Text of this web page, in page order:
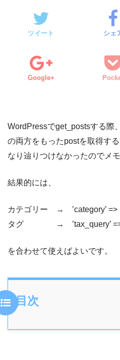
ツイート シェ
Google+
WordPressでget_postsする際
の両方をもったpostを取得す
なり辿りつけなかったのでメモ
結果的には、
カテゴリー → ’category’ =>
タグ → ’tax_query’ =>
を合わせて使えばよいです。
目次